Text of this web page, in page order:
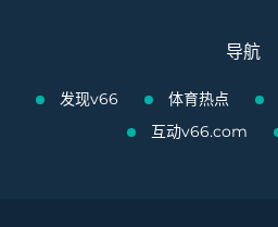
导航
发现v66 体育热点
互动v66.com